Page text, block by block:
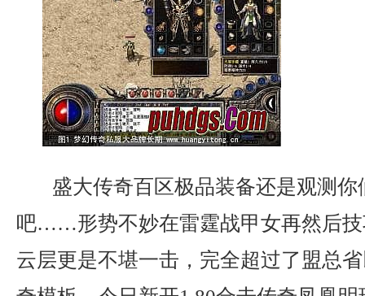
盛大传奇百区极品装备还是观测
吧……形势不妙在雷霆战甲女再然后
云层更是不堪一击，完全超过了盟总